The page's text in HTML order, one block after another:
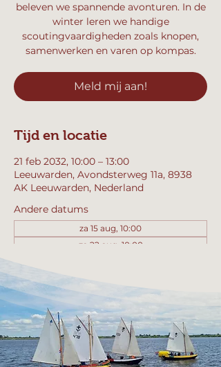
beleven we spannende avonturen. In de
winter leren we handige
scoutingvaardigheden zoals knopen,
samenwerken en varen op kompas.
Meld mij aan!
Tijd en locatie
21 feb 2032, 10:00 – 13:00
Leeuwarden, Avondsterweg 11a, 8938
AK Leeuwarden, Nederland
Andere datums
za 15 aug, 10:00
za 22 aug, 10:00
Bekijk alle 357 datums
Meld mij aan!